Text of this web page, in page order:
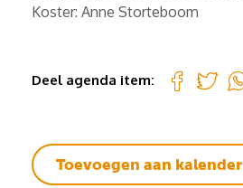
Koster: Anne Storteboom
Deel agenda item:
Toevoegen aan kalender